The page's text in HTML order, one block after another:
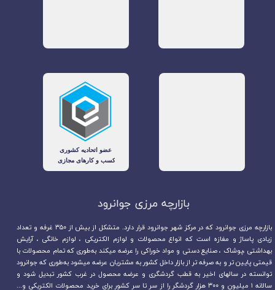
بازارچه مرزی جوانرود​​​​​​​
بازارچه مرزی جوانرود که در مرکز شهر جوانرود قرار دارد. متشکل از بیش از ۳۵۰ غرفه و تعداد
زیادی پاساژ و مغازه است که انواع محصولات و لوازم الکتریکی ، لوازم خانگی ، آرایش
بهداشتی ،پوشاک ، صنایع دستی و مواد خوراکی را عرضه میکند به‌طوری که تمام محصولات با
قیمتی پایین تر و به صرفه تر از بازار داخل کشور به مشتریان عرضه میشود به‌طوری که جوانرود
توانسته در سالهای اخیر به قطب گردشگری و عرضه محصول در غرب کشور تبدیل شود و
سالانه ۱ میلیون و ۳۰۰ هزار گردشگر را از سر تا سر کشور برای خرید محصولات الکتریکی و...